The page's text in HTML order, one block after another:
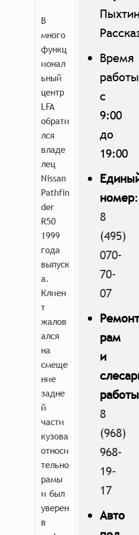
В
много
функц
ионал
ьный
центр
LFA
обрати
лся
владе
лец
Nissan
Pathfin
der
R50
1999
года
выпуск
а.
Клиен
т
жалов
ался
на
смеще
ние
задне
й
части
кузова
относи
тельно
рамы
и был
уверен
в
Время
с
9:00
до
19:00
номер:
8
(495)
070-
70-
07
рам
и
работы
8
(968)
968-
19-
17
Авто